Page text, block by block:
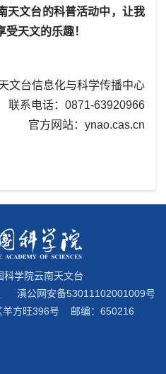
天文台的科普活动中，让我
天文的乐趣！
文台信息化与科学传播中心
联系电话：0871-63920966
官方网站：ynao.cas.cn
科学院云南天文台
滇公网安备53011102001009号
羊方旺396号 邮编：650216